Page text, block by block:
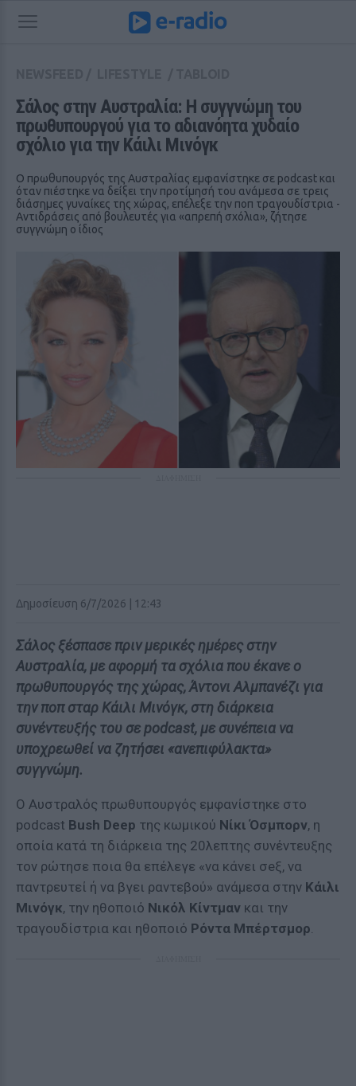
Σάλος στην Αυστραλία: Η συγγνώμη του
πρωθυπουργού για το αδιανόητα χυδαίο
σχόλιο για την Κάιλι Μινόγκ
Ο πρωθυπουργός της Αυστραλίας εμφανίστηκε σε podcast και
όταν πιέστηκε να δείξει την προτίμησή του ανάμεσα σε τρεις
διάσημες γυναίκες της χώρας, επέλεξε την ποπ τραγουδίστρια -
Αντιδράσεις από βουλευτές για «απρεπή σχόλια», ζήτησε
συγγνώμη ο ίδιος
Δημοσίευση 6/7/2026 | 12:43
Σάλος ξέσπασε πριν μερικές ημέρες στην
Αυστραλία, με αφορμή τα σχόλια που έκανε ο
πρωθυπουργός της χώρας, Άντονι Αλμπανέζι για
την ποπ σταρ Κάιλι Μινόγκ, στη διάρκεια
συνέντευξής του σε podcast, με συνέπεια να
υποχρεωθεί να ζητήσει «ανεπιφύλακτα»
συγγνώμη.
Ο Αυστραλός πρωθυπουργός εμφανίστηκε στο
podcast Bush Deep της κωμικού Νίκι Όσμπορν, η
οποία κατά τη διάρκεια της 20λεπτης συνέντευξης
τον ρώτησε ποια θα επέλεγε «να κάνει σeξ, να
παντρευτεί ή να βγει ραντεβού» ανάμεσα στην Κάιλι
Μινόγκ, την ηθοποιό Νικόλ Κίντμαν και την
τραγουδίστρια και ηθοποιό Ρόντα Μπέρτσμορ.